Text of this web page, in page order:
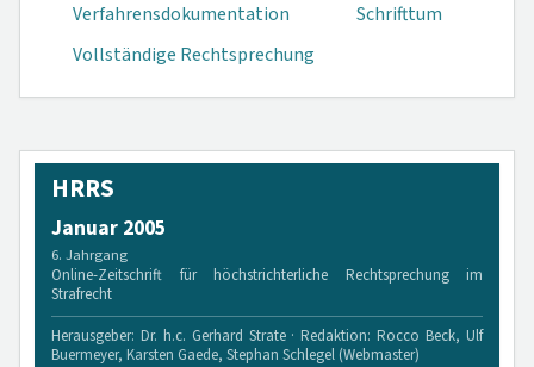
Verfahrensdokumen­tation
Schrifttum
Vollständige Rechtsprechung
HRRS
Januar 2005
6. Jahrgang
Online-Zeitschrift für höchstrichterliche Rechtsprechung im
Strafrecht
Herausgeber: Dr. h.c. Gerhard Strate · Redaktion: Rocco Beck, Ulf
Buermeyer, Karsten Gaede, Stephan Schlegel (Webmaster)